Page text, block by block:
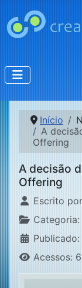
Início
A
Offering
A decisão
Offering
Detalhes
Escrito
Categoria:
Acessos: